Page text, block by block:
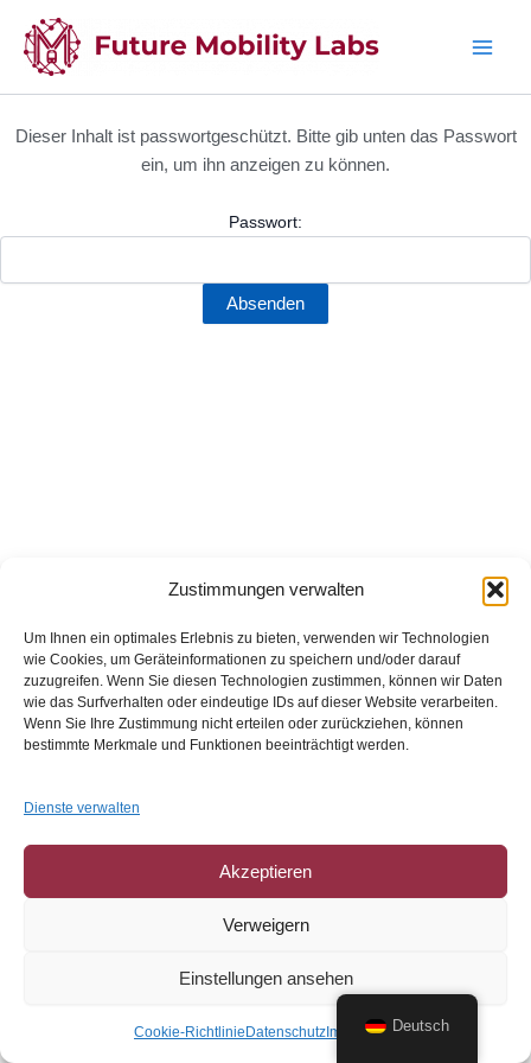
Zustimmungen verwalten
Um Ihnen ein optimales Erlebnis zu bieten, verwenden wir Technologien
wie Cookies, um Geräteinformationen zu speichern und/oder darauf
zuzugreifen. Wenn Sie diesen Technologien zustimmen, können wir Daten
wie das Surfverhalten oder eindeutige IDs auf dieser Website verarbeiten.
Wenn Sie Ihre Zustimmung nicht erteilen oder zurückziehen, können
bestimmte Merkmale und Funktionen beeinträchtigt werden.
Dienste verwalten
Akzeptieren
Verweigern
Einstellungen ansehen
Cookie-Richtlinie Datenschutz Impressum
Inhalt
springen
Dieser Inhalt ist passwortgeschützt. Bitte gib unten das Passwort
ein, um ihn anzeigen zu können.
Passwort:
Kontakt
Impressum
Languages
Deutsch